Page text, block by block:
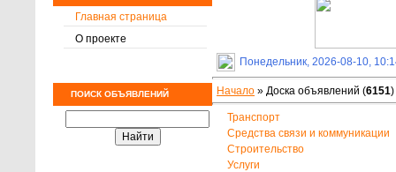
Главная страница
О проекте
ПОИСК ОБЪЯВЛЕНИЙ
Понедельник, 2026-08-10,
Начало » Доска объявлений (6151)
Транспорт
Средства связи и коммуникации
Строительство
Услуги